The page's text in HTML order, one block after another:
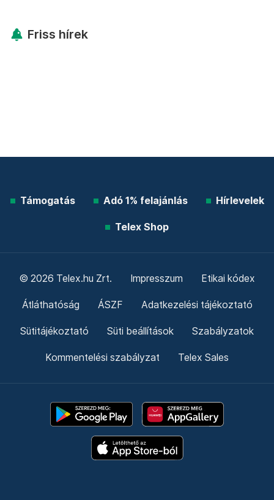
Friss hírek
Támogatás Adó 1% felajánlás Hírlevelek
Telex Shop
© 2026 Telex.hu Zrt. Impresszum Etikai kódex
Átláthatóság ÁSZF Adatkezelési tájékoztató
Sütitájékoztató Süti beállítások Szabályzatok
Kommentelési szabályzat Telex Sales